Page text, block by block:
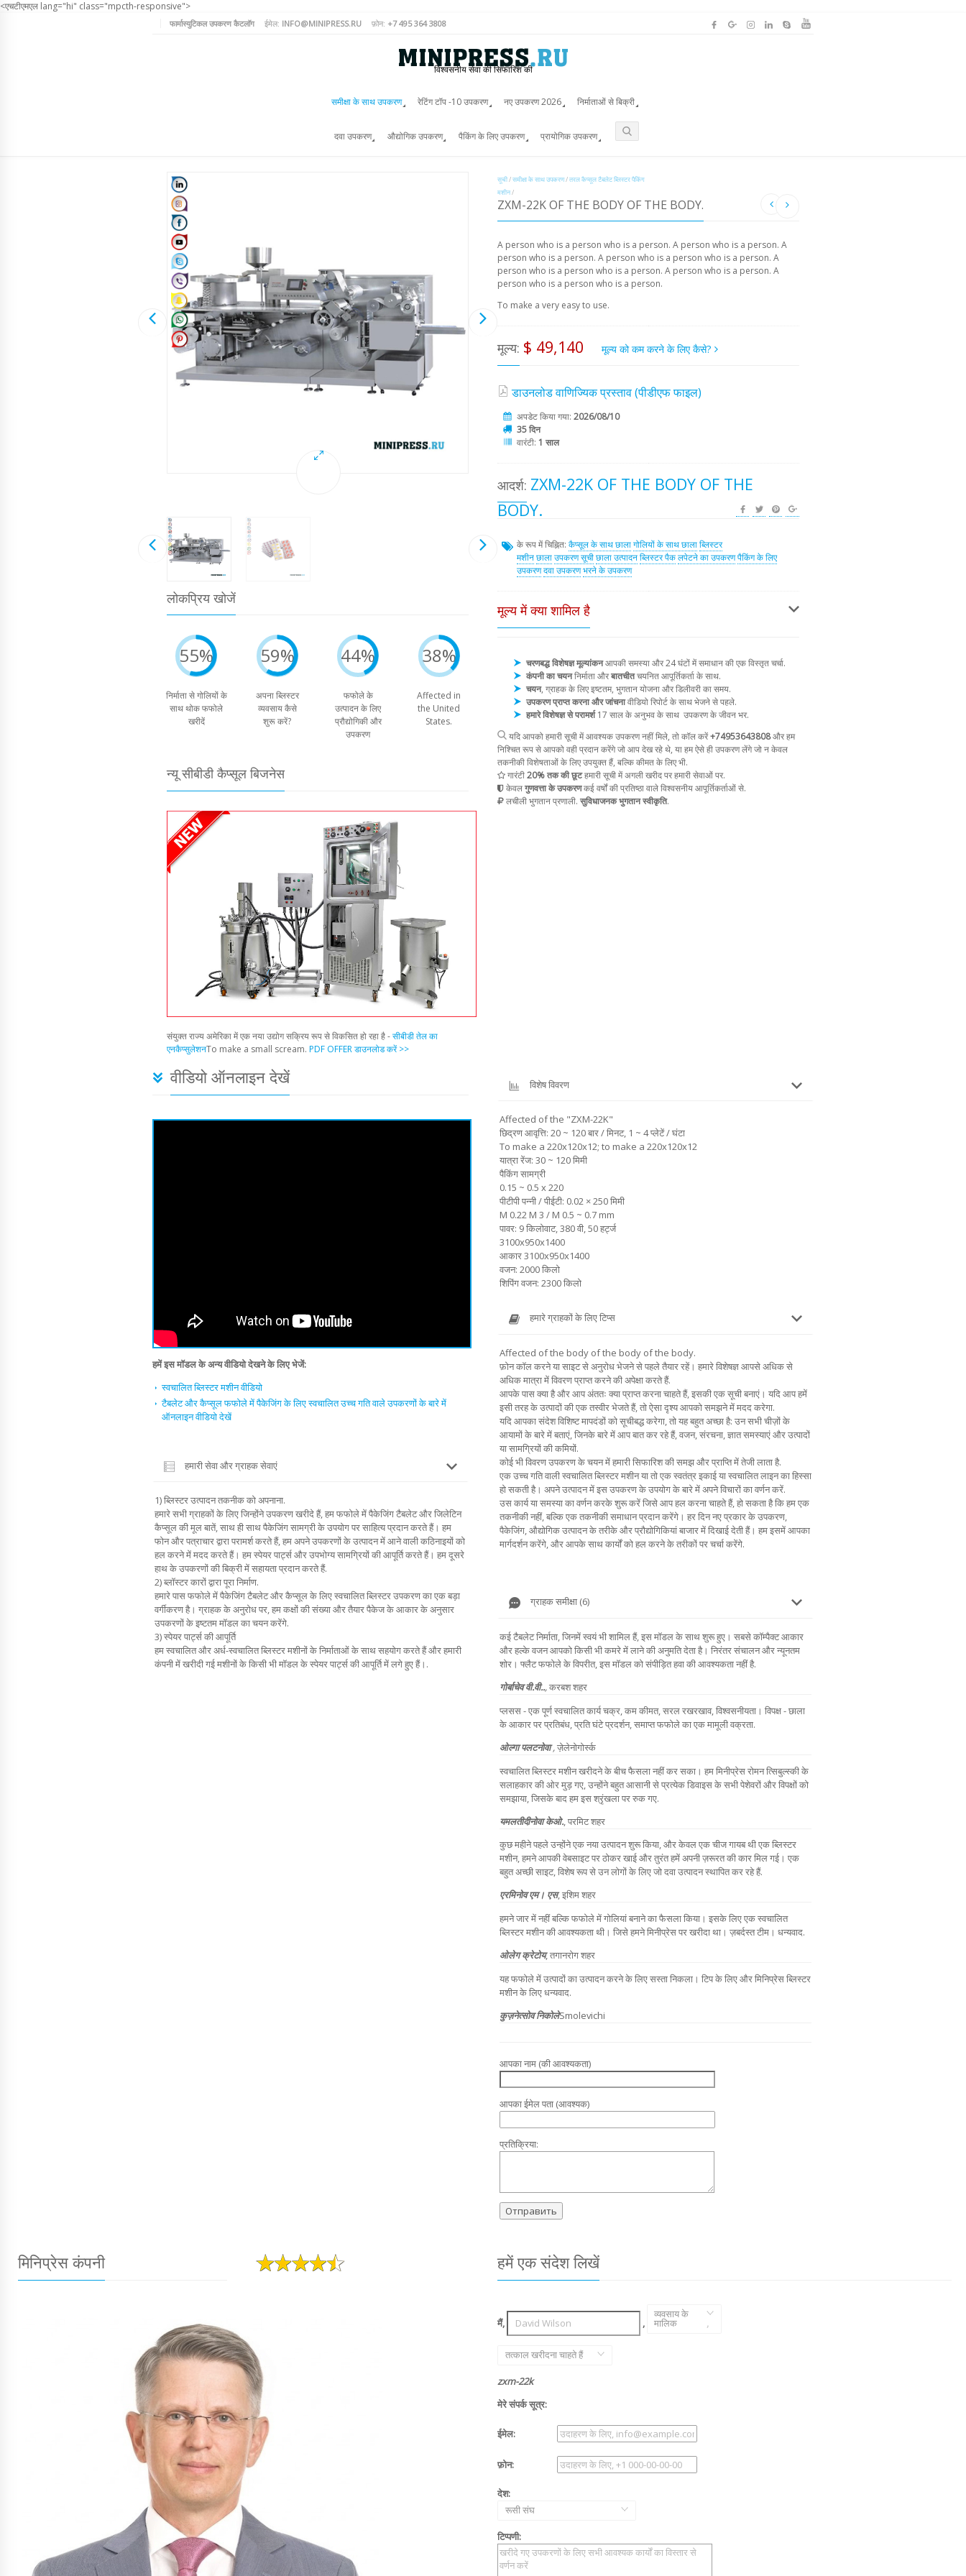
<एचटीएमएल lang="hi" class="mpcth-responsive">
फार्मास्युटिकल उपकरण कैटलॉग ईमेल: INFO@MINIPRESS.RU फ़ोन: +7 495 364 3808
विश्वसनीय सेवा की सिफारिश की
समीक्षा के साथ उपकरण रेटिंग टॉप -10 उपकरण नए उपकरण 2026 निर्माताओं से बिक्री
दवा उपकरण औद्योगिक उपकरण पैकिंग के लिए उपकरण प्रायोगिक उपकरण
लोकप्रिय खोजें
55%
निर्माता से गोलियों के
साथ थोक फफोले
खरीदें
59%
अपना ब्लिस्टर
व्यवसाय कैसे
शुरू करें?
44%
फफोले के
उत्पादन के लिए
प्रौद्योगिकी और
उपकरण
38%
Affected in
the United
States.
न्यू सीबीडी कैप्सूल बिजनेस
संयुक्त राज्य अमेरिका में एक नया उद्योग सक्रिय रूप से विकसित हो रहा है -सीबीडी तेल का
एनकैप्सुलेशनTo make a small scream. PDF OFFER डाउनलोड करें >>
सूची/समीक्षा के साथ उपकरण/तरल कैप्सूल टैबलेट ब्लिस्टर पैकिंग
मशीन/
ZXM-22K OF THE BODY OF THE BODY.
A person who is a person who is a person. A person who is a person. A
person who is a person. A person who is a person who is a person. A
person who is a person who is a person. A person who is a person. A
person who is a person who is a person.
To make a very easy to use.
मूल्य: $ 49,140 मूल्य को कम करने के लिए कैसे?
डाउनलोड वाणिज्यिक प्रस्ताव (पीडीएफ फाइल)
अपडेट किया गया: 2026/08/10
35 दिन
वारंटी: 1 साल
आदर्श: ZXM-22K OF THE BODY OF THE
BODY.
के रूप में चिह्नित: कैप्सूल के साथ छालागोलियों के साथ छालाब्लिस्टर
मशीनछालाउपकरण सूचीछाला उत्पादनब्लिस्टर पैकलपेटने का उपकरणपैकिंग के लिए
उपकरणदवा उपकरणभरने के उपकरण
मूल्य में क्या शामिल है
चरणबद्ध विशेषज्ञ मूल्यांकनआपकी समस्या और 24 घंटों में समाधान की एक विस्तृत चर्चा.
कंपनी का चयननिर्माता औरबातचीतचयनित आपूर्तिकर्ता के साथ.
चयन, ग्राहक के लिए इष्टतम, भुगतान योजना और डिलीवरी का समय.
उपकरण प्राप्त करना और जांचनावीडियो रिपोर्ट के साथ भेजने से पहले.
हमारे विशेषज्ञ से परामर्श17 साल के अनुभव के साथ उपकरण के जीवन भर.
यदि आपको हमारी सूची में आवश्यक उपकरण नहीं मिले, तो कॉल करें+74953643808और हम
निश्चित रूप से आपको वही प्रदान करेंगे जो आप देख रहे थे, या हम ऐसे ही उपकरण लेंगे जो न केवल
तकनीकी विशेषताओं के लिए उपयुक्त हैं, बल्कि कीमत के लिए भी.
गारंटी20% तक की छूटहमारी सूची में अगली खरीद पर हमारी सेवाओं पर.
केवलगुणवत्ता के उपकरणकई वर्षों की प्रतिष्ठा वाले विश्वसनीय आपूर्तिकर्ताओं से.
लचीली भुगतान प्रणाली. सुविधाजनक भुगतान स्वीकृति.
वीडियो ऑनलाइन देखें
हमें इस मॉडल के अन्य वीडियो देखने के लिए भेजें:
स्वचालित ब्लिस्टर मशीन वीडियो
टैबलेट और कैप्सूल फफोले में पैकेजिंग के लिए स्वचालित उच्च गति वाले उपकरणों के बारे में
ऑनलाइन वीडियो देखें
हमारी सेवा और ग्राहक सेवाएं
1) ब्लिस्टर उत्पादन तकनीक को अपनाना.
हमारे सभी ग्राहकों के लिए जिन्होंने उपकरण खरीदे हैं, हम फफोले में पैकेजिंग टैबलेट और जिलेटिन
कैप्सूल की मूल बातें, साथ ही साथ पैकेजिंग सामग्री के उपयोग पर साहित्य प्रदान करते हैं। हम
फोन और पत्राचार द्वारा परामर्श करते हैं, हम अपने उपकरणों के उत्पादन में आने वाली कठिनाइयों को
हल करने में मदद करते हैं। हम स्पेयर पार्ट्स और उपभोग्य सामग्रियों की आपूर्ति करते हैं। हम दूसरे
हाथ के उपकरणों की बिक्री में सहायता प्रदान करते हैं.
2) ब्लॉस्टर कारों द्वारा पूरा निर्माण.
हमारे पास फफोले में पैकेजिंग टैबलेट और कैप्सूल के लिए स्वचालित ब्लिस्टर उपकरण का एक बड़ा
वर्गीकरण है। ग्राहक के अनुरोध पर, हम कक्षों की संख्या और तैयार पैकेज के आकार के अनुसार
उपकरणों के इष्टतम मॉडल का चयन करेंगे.
3) स्पेयर पार्ट्स की आपूर्ति
हम स्वचालित और अर्ध-स्वचालित ब्लिस्टर मशीनों के निर्माताओं के साथ सहयोग करते हैं और हमारी
कंपनी में खरीदी गई मशीनों के किसी भी मॉडल के स्पेयर पार्ट्स की आपूर्ति में लगे हुए हैं।.
विशेष विवरण
Affected of the "ZXM-22K"
छिद्रण आवृत्ति: 20 ~ 120 बार / मिनट, 1 ~ 4 प्लेटें / घंटा
To make a 220x120x12; to make a 220x120x12
यात्रा रेंज: 30 ~ 120 मिमी
पैकिंग सामग्री
0.15 ~ 0.5 x 220
पीटीपी पन्नी / पीईटी: 0.02 × 250 मिमी
M 0.22 M 3 / M 0.5 ~ 0.7 mm
पावर: 9 किलोवाट, 380 वी, 50 हर्ट्ज
3100x950x1400
आकार 3100x950x1400
वजन: 2000 किलो
शिपिंग वजन: 2300 किलो
हमारे ग्राहकों के लिए टिप्स
Affected of the body of the body of the body.
फ़ोन कॉल करने या साइट से अनुरोध भेजने से पहले तैयार रहें। हमारे विशेषज्ञ आपसे अधिक से
अधिक मात्रा में विवरण प्राप्त करने की अपेक्षा करते हैं.
आपके पास क्या है और आप अंततः क्या प्राप्त करना चाहते हैं, इसकी एक सूची बनाएं। यदि आप हमें
इसी तरह के उत्पादों की एक तस्वीर भेजते हैं, तो ऐसा दृश्य आपको समझने में मदद करेगा.
यदि आपका संदेश विशिष्ट मापदंडों को सूचीबद्ध करेगा, तो यह बहुत अच्छा है: उन सभी चीज़ों के
आयामों के बारे में बताएं, जिनके बारे में आप बात कर रहे हैं, वजन, संरचना, ज्ञात समस्याएं और उत्पादों
या सामग्रियों की कमियों.
कोई भी विवरण उपकरण के चयन में हमारी सिफारिश की समझ और प्राप्ति में तेजी लाता है.
एक उच्च गति वाली स्वचालित ब्लिस्टर मशीन या तो एक स्वतंत्र इकाई या स्वचालित लाइन का हिस्सा
हो सकती है। अपने उत्पादन में इस उपकरण के उपयोग के बारे में अपने विचारों का वर्णन करें.
उस कार्य या समस्या का वर्णन करके शुरू करें जिसे आप हल करना चाहते हैं, हो सकता है कि हम एक
तकनीकी नहीं, बल्कि एक तकनीकी समाधान प्रदान करेंगे। हर दिन नए प्रकार के उपकरण,
पैकेजिंग, औद्योगिक उत्पादन के तरीके और प्रौद्योगिकियां बाजार में दिखाई देती हैं। हम इसमें आपका
मार्गदर्शन करेंगे, और आपके साथ कार्यों को हल करने के तरीकों पर चर्चा करेंगे.
ग्राहक समीक्षा (6)
कई टैबलेट निर्माता, जिनमें स्वयं भी शामिल हैं, इस मॉडल के साथ शुरू हुए। सबसे कॉम्पैक्ट आकार
और हल्के वजन आपको किसी भी कमरे में लाने की अनुमति देता है। निरंतर संचालन और न्यूनतम
शोर। फ्लैट फफोले के विपरीत, इस मॉडल को संपीड़ित हवा की आवश्यकता नहीं है.
गोर्बाचेव वी.वी..,करबश शहर
प्लसस - एक पूर्ण स्वचालित कार्य चक्र, कम कीमत, सरल रखरखाव, विश्वसनीयता। विपक्ष - छाला
के आकार पर प्रतिबंध, प्रति घंटे प्रदर्शन, समाप्त फफोले का एक मामूली वक्रता.
ओल्गा पलटनोवा,ज़ेलेनोगोर्स्क
स्वचालित ब्लिस्टर मशीन खरीदने के बीच फैसला नहीं कर सका। हम मिनीप्रेस रोमन त्सिबुल्स्की के
सलाहकार की ओर मुड़ गए, उन्होंने बहुत आसानी से प्रत्येक डिवाइस के सभी पेशेवरों और विपक्षों को
समझाया, जिसके बाद हम इस श्रृंखला पर रुक गए.
यमलतीदीनोवा केओ. परमिट शहर
कुछ महीने पहले उन्होंने एक नया उत्पादन शुरू किया, और केवल एक चीज गायब थी एक ब्लिस्टर
मशीन, हमने आपकी वेबसाइट पर ठोकर खाई और तुरंत हमें अपनी ज़रूरत की कार मिल गई। एक
बहुत अच्छी साइट, विशेष रूप से उन लोगों के लिए जो दवा उत्पादन स्थापित कर रहे हैं.
एरमिनोव एम। एस,इशिम शहर
हमने जार में नहीं बल्कि फफोले में गोलियां बनाने का फैसला किया। इसके लिए एक स्वचालित
ब्लिस्टर मशीन की आवश्यकता थी। जिसे हमने मिनीप्रेस पर खरीदा था। ज़बर्दस्त टीम। धन्यवाद.
ओलेग क्रेटोय, तगानरोग शहर
यह फफोले में उत्पादों का उत्पादन करने के लिए सस्ता निकला। टिप के लिए और मिनिप्रेस ब्लिस्टर
मशीन के लिए धन्यवाद.
कुज़नेत्सोव निकोलेSmolevichi
आपका नाम (की आवश्यकता)
आपका ईमेल पता (आवश्यक)
प्रतिक्रिया:
मिनिप्रेस कंपनी हमें एक संदेश लिखें
मैं, ,
व्यवसाय के
मालिक ,
तत्काल खरीदना चाहते हैं
zxm-22k
मेरे संपर्क सूत्र:
ईमेल:
फ़ोन:
देश:
रूसी संघ
टिप्पणी: